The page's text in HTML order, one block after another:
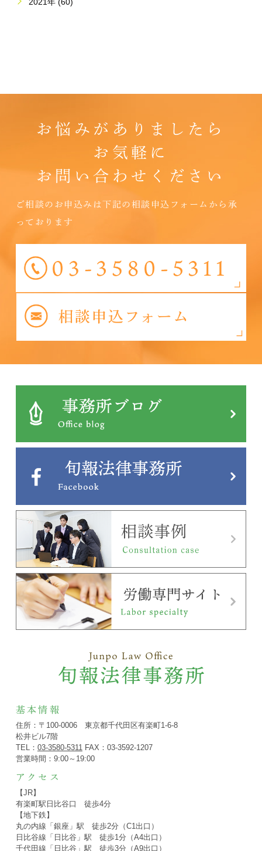
お悩みがありましたら
お気軽に
お問い合わせください
ご相談のお申込みは下記の相談申込フォームから承
っております
基本情報
住所：〒100-0006 東京都千代田区有楽町1-6-8
松井ビル7階
TEL： 03-3580-5311 FAX：03-3592-1207
営業時間：9:00～19:00
アクセス
【JR】
有楽町駅日比谷口 徒歩4分
【地下鉄】
丸の内線「銀座」駅 徒歩2分（C1出口）
日比谷線「日比谷」駅 徒歩1分（A4出口）
千代田線「日比谷」駅 徒歩3分（A9出口）